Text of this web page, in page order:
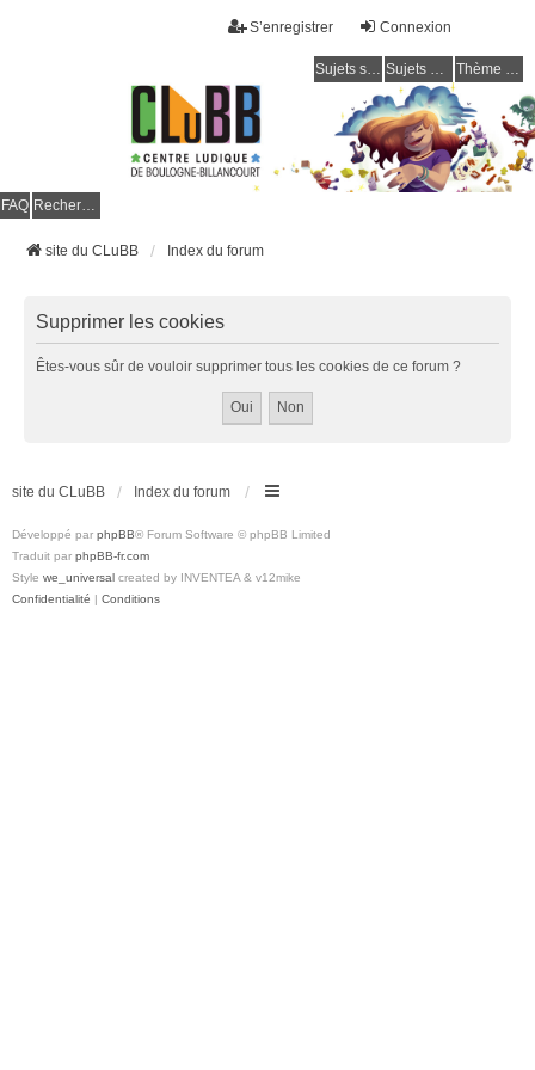
Connexion
S’enregistrer
Sujets sans réponse Sujets actifs Thème clair / foncé
FAQ Rechercher
site du CLuBB Index du forum
Supprimer les cookies
Êtes-vous sûr de vouloir supprimer tous les cookies de ce forum ?
site du CLuBB Index du forum
Développé par phpBB® Forum Software © phpBB Limited
Traduit par phpBB-fr.com
Style we_universal created by INVENTEA & v12mike
Confidentialité | Conditions